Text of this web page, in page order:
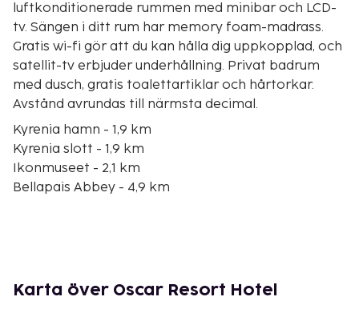
luftkonditionerade rummen med minibar och LCD-
tv. Sängen i ditt rum har memory foam-madrass.
Gratis wi-fi gör att du kan hålla dig uppkopplad, och
satellit-tv erbjuder underhållning. Privat badrum
med dusch, gratis toalettartiklar och hårtorkar.
Avstånd avrundas till närmsta decimal.
Kyrenia hamn - 1,9 km
Kyrenia slott - 1,9 km
Ikonmuseet - 2,1 km
Bellapais Abbey - 4,9 km
St. Hilarion slott - 11,5 km
Karta över Oscar Resort Hotel